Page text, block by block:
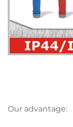
Our advantage: